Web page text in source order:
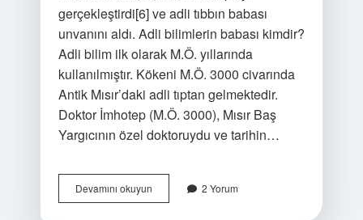
gerçekleştirdi[6] ve adli tıbbın babası
unvanını aldı. Adli bilimlerin babası kimdir?
Adli bilim ilk olarak M.Ö. yıllarında
kullanılmıştır. Kökeni M.Ö. 3000 civarında
Antik Mısır’daki adli tıptan gelmektedir.
Doktor İmhotep (M.Ö. 3000), Mısır Baş
Yargıcının özel doktoruydu ve tarihin…
Devamını okuyunIlk
Adli
2 Yorum